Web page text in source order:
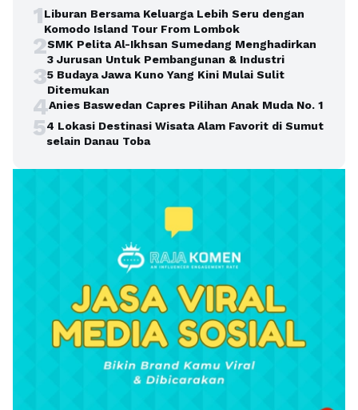
1Liburan Bersama Keluarga Lebih Seru dengan
Komodo Island Tour From Lombok
2SMK Pelita Al-Ikhsan Sumedang Menghadirkan
3 Jurusan Untuk Pembangunan & Industri
35 Budaya Jawa Kuno Yang Kini Mulai Sulit
Ditemukan
4Anies Baswedan Capres Pilihan Anak Muda No. 1
54 Lokasi Destinasi Wisata Alam Favorit di Sumut
selain Danau Toba